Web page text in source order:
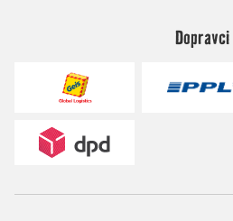
Dopravci